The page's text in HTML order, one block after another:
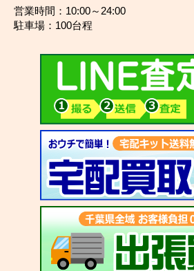
営業時間：10:00～24:00
駐車場：100台程